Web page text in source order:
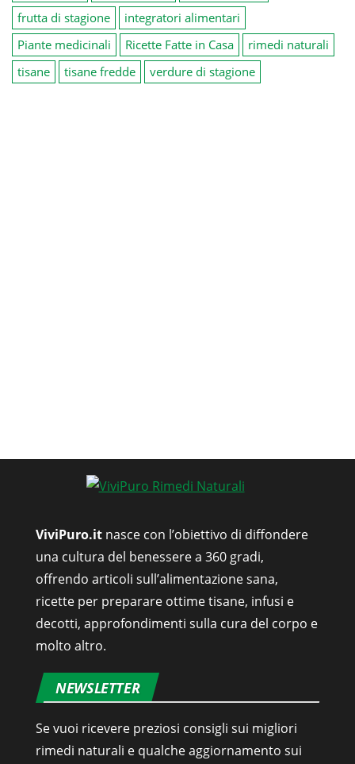
frutta di stagione
integratori alimentari
Piante medicinali
Ricette Fatte in Casa
rimedi naturali
tisane
tisane fredde verdure di stagione
ViviPuro.it nasce con l’obiettivo di diffondere
una cultura del benessere a 360 gradi,
offrendo articoli sull’alimentazione sana,
ricette per preparare ottime tisane, infusi e
decotti, approfondimenti sulla cura del corpo e
molto altro.
NEWSLETTER
Se vuoi ricevere preziosi consigli sui migliori
rimedi naturali e qualche aggiornamento sui